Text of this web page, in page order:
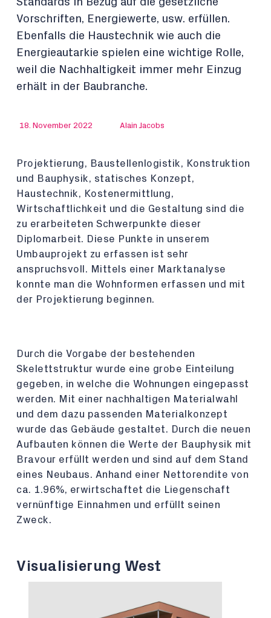
Vorschriften, Energiewerte, usw. erfüllen.
Ebenfalls die Haustechnik wie auch die
Energieautarkie spielen eine wichtige Rolle,
weil die Nachhaltigkeit immer mehr Einzug
erhält in der Baubranche.
18. November 2022 Alain Jacobs
Projektierung, Baustellenlogistik, Konstruktion
und Bauphysik, statisches Konzept,
Haustechnik, Kostenermittlung,
Wirtschaftlichkeit und die Gestaltung sind die
zu erarbeiteten Schwerpunkte dieser
Diplomarbeit. Diese Punkte in unserem
Umbauprojekt zu erfassen ist sehr
anspruchsvoll. Mittels einer Marktanalyse
konnte man die Wohnformen erfassen und mit
der Projektierung beginnen.
Durch die Vorgabe der bestehenden
Skelettstruktur wurde eine grobe Einteilung
gegeben, in welche die Wohnungen eingepasst
werden. Mit einer nachhaltigen Materialwahl
und dem dazu passenden Materialkonzept
wurde das Gebäude gestaltet. Durch die neuen
Aufbauten können die Werte der Bauphysik mit
Bravour erfüllt werden und sind auf dem Stand
eines Neubaus. Anhand einer Nettorendite von
ca. 1.96%, erwirtschaftet die Liegenschaft
vernünftige Einnahmen und erfüllt seinen
Zweck.
Visualisierung West